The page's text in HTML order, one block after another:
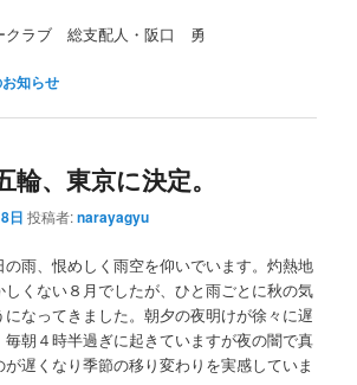
クラブ 総支配人・阪口 勇
知らせ
輪、東京に決定。
日 投稿者:narayagyu
雨、恨めしく雨空を仰いでいます。灼熱地
くない８月でしたが、ひと雨ごとに秋の気
なってきました。朝夕の夜明けが徐々に遅
毎朝４時半過ぎに起きていますが夜の闇で真
遅くなり季節の移り変わりを実感していま